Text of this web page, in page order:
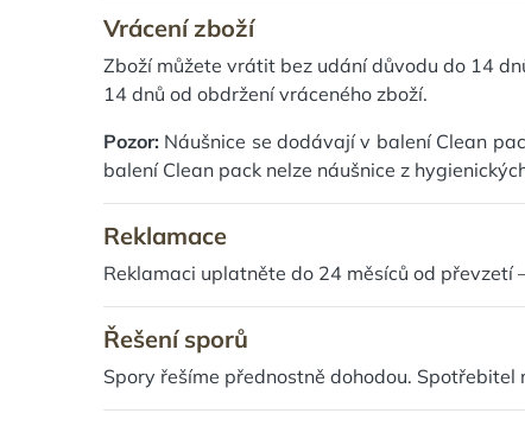
Vrácení zboží
Zboží můžete vrátit bez udání důvodu do 14
14 dnů od obdržení vráceného zboží.
Pozor: Náušnice se dodávají v balení Clean
balení Clean pack nelze náušnice z
Reklamace
Reklamaci uplatněte do 24 měsíců od
Řešení sporů
Spory řešíme přednostně dohodou.